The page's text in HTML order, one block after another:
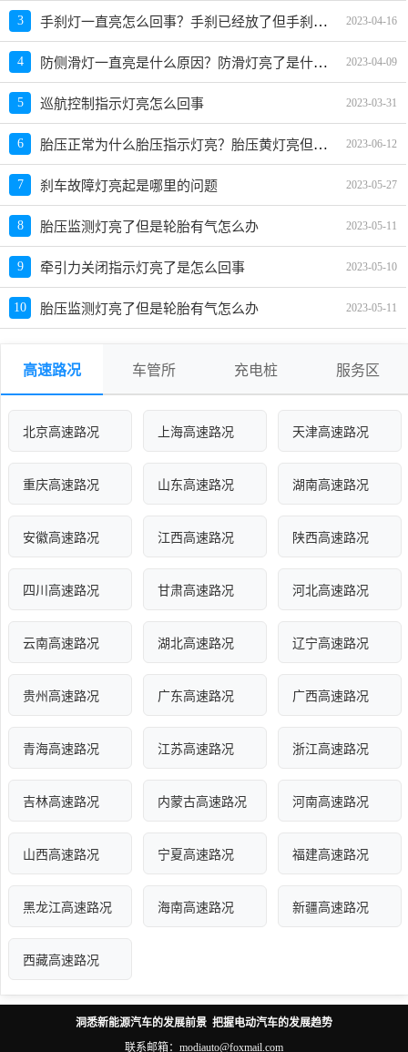
3 手刹灯一直亮怎么回事？手刹已经放了但手刹灯还是亮咋办 2023-04-16
4 防侧滑灯一直亮是什么原因？防滑灯亮了是什么原因 2023-04-09
5 巡航控制指示灯亮怎么回事 2023-03-31
6 胎压正常为什么胎压指示灯亮？胎压黄灯亮但胎都正常有事吗 2023-06-12
7 刹车故障灯亮起是哪里的问题 2023-05-27
8 胎压监测灯亮了但是轮胎有气怎么办 2023-05-11
9 牵引力关闭指示灯亮了是怎么回事 2023-05-10
10 胎压监测灯亮了但是轮胎有气怎么办 2023-05-11
高速路况 车管所 充电桩 服务区
北京高速路况 上海高速路况 天津高速路况
重庆高速路况 山东高速路况 湖南高速路况
安徽高速路况 江西高速路况 陕西高速路况
四川高速路况 甘肃高速路况 河北高速路况
云南高速路况 湖北高速路况 辽宁高速路况
贵州高速路况 广东高速路况 广西高速路况
青海高速路况 江苏高速路况 浙江高速路况
吉林高速路况 内蒙古高速路况 河南高速路况
山西高速路况 宁夏高速路况 福建高速路况
黑龙江高速路况 海南高速路况 新疆高速路况
西藏高速路况
洞悉新能源汽车的发展前景 把握电动汽车的发展趋势
联系邮箱：modiauto@foxmail.com